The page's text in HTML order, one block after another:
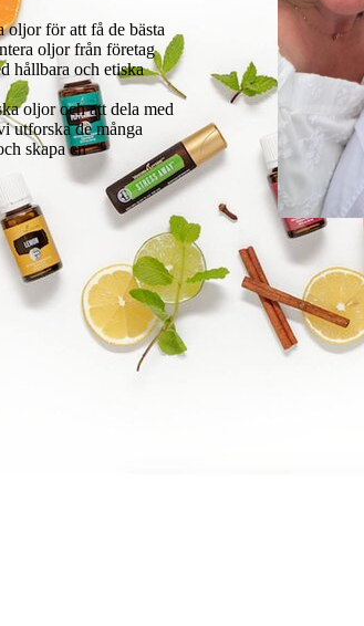
oljor för att få de bästa
oljor från företag
hållbara och etiska
oljor och att dela med
utforska de många
skapa en